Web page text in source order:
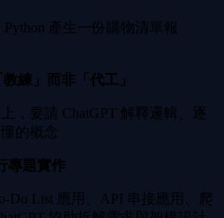
產生一份購物清單報
練」而非「代工」
，要請 ChatGPT 解釋邏輯、逐
的概念
專題實作
Do List 應用、API 串接應用、爬